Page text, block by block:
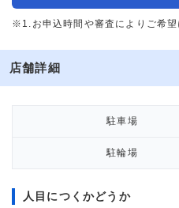
※1.お申込時間や審査によりご希望
店舗詳細
駐車場
駐輪場
人目につくかどうか